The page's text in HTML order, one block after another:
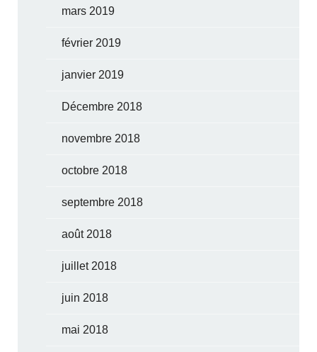
mars 2019
février 2019
janvier 2019
Décembre 2018
novembre 2018
octobre 2018
septembre 2018
août 2018
juillet 2018
juin 2018
mai 2018